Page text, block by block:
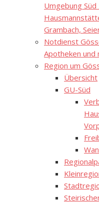
Umgebung
Grambach,
Notdienst
Apotheken und
Region um
Übersicht
GU-Süd